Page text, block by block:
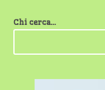
Chi cerca...